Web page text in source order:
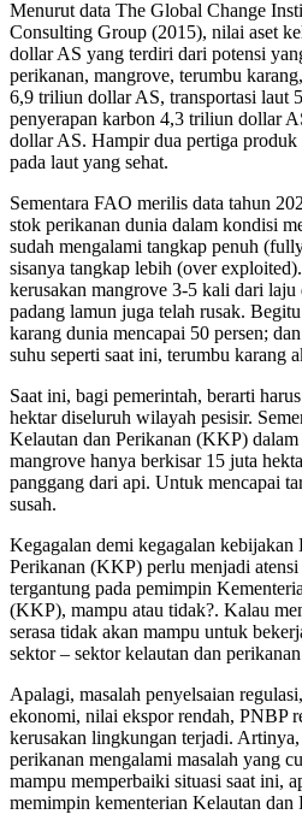
Menurut data The Global Change
Consulting Group (2015), nilai aset
dollar AS yang terdiri dari potensi
perikanan, mangrove, terumbu
6,9 triliun dollar AS, transportasi laut
penyerapan karbon 4,3 triliun dollar
dollar AS. Hampir dua pertiga produk
pada laut yang sehat.
Sementara FAO merilis data tahun
stok perikanan dunia dalam kondisi
sudah mengalami tangkap penuh
sisanya tangkap lebih (over
kerusakan mangrove 3-5 kali dari laju
padang lamun juga telah rusak.
karang dunia mencapai 50 persen;
suhu seperti saat ini, terumbu karang
Saat ini, bagi pemerintah, berarti
hektar diseluruh wilayah pesisir.
Kelautan dan Perikanan (KKP) dalam
mangrove hanya berkisar 15 juta
panggang dari api. Untuk mencapai
susah.
Kegagalan demi kegagalan kebijakan
Perikanan (KKP) perlu menjadi atensi
tergantung pada pemimpin
(KKP), mampu atau tidak?. Kalau
serasa tidak akan mampu untuk
sektor – sektor kelautan dan
Apalagi, masalah penyelsaian
ekonomi, nilai ekspor rendah, PNBP
kerusakan lingkungan terjadi.
perikanan mengalami masalah yang
mampu memperbaiki situasi saat ini,
memimpin kementerian Kelautan